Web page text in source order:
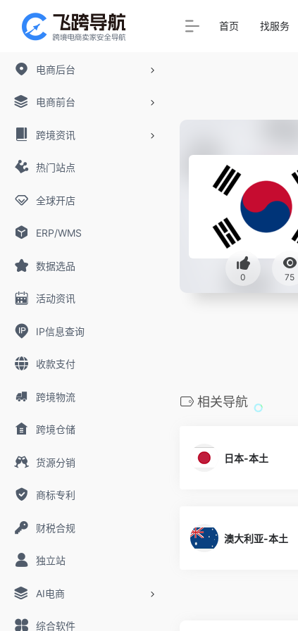
电商后台
电商前台
跨境资讯
热门站点
全球开店
ERP/WMS
数据选品
活动资讯
IP信息查询
收款支付
跨境物流
跨境仓储
货源分销
商标专利
财税合规
独立站
AI电商
综合软件
首页 找服务
0 75
相关导航
日本-本土
澳大利亚-本土